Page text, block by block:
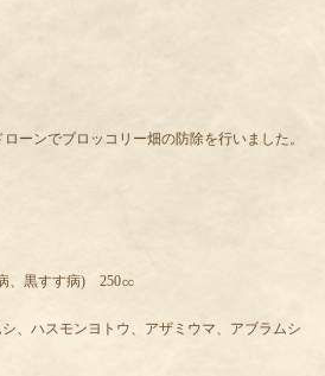
ーンでブロッコリー畑の防除を行いました。
、黒すす病) 250㏄
、ハスモンヨトウ、アザミウマ、アブラムシ